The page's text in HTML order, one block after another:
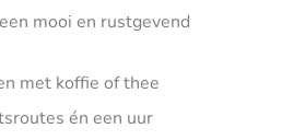
mooi en rustgevend
met koffie of thee
én een uur